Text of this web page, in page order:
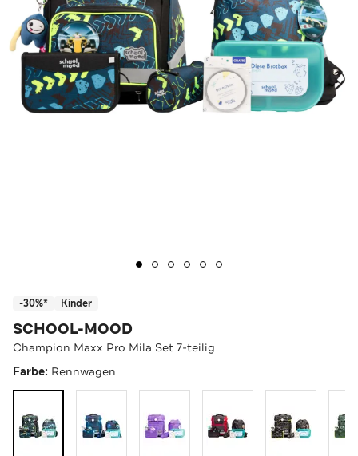
-30%* Kinder
SCHOOL-MOOD
Champion Maxx Pro Mila Set 7-teilig
Farbe: Rennwagen